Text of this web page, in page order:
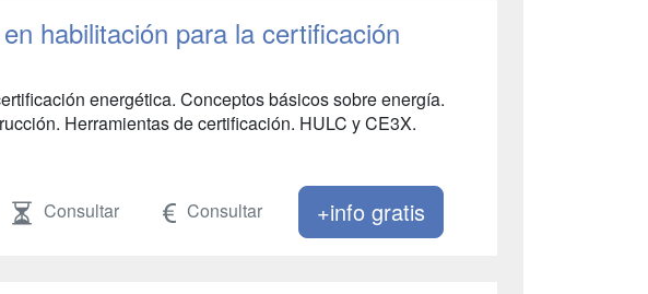
habilitación para la certificación
energética. Conceptos básicos sobre energía.
Herramientas de certificación. HULC y CE3X.
Consultar Consultar +info gratis